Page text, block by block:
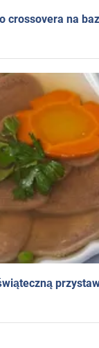
crossovera na